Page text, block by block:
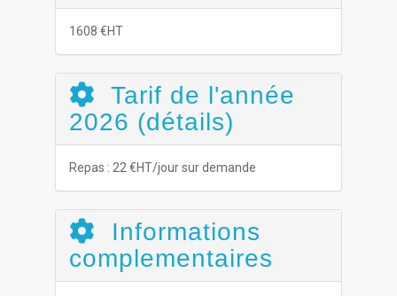
1608 €HT
Tarif de l'année
2026 (détails)
Repas : 22 €HT/jour sur demande
Informations
complementaires